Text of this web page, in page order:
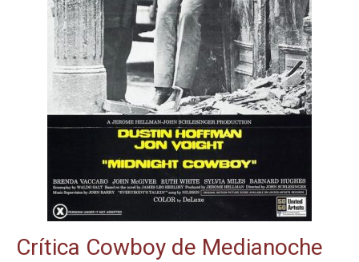
Crítica Cowboy de Medianoche